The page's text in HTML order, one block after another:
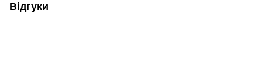
Відгуки